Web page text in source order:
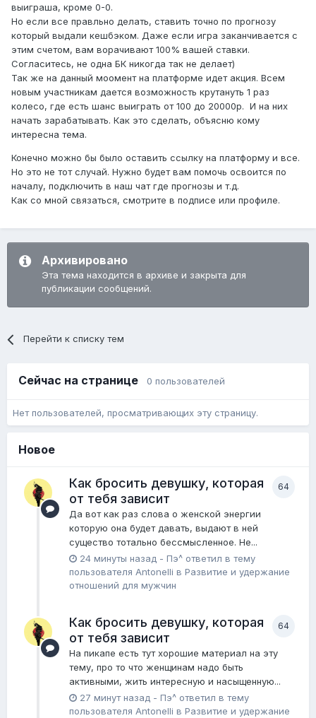
выиграша, кроме 0-0.
Но если все правльно делать, ставить точно по прогнозу
который выдали кешбэком. Даже если игра заканчивается с
этим счетом, вам ворачивают 100% вашей ставки.
Согласитесь, не одна БК никогда так не делает)
Так же на данный моомент на платформе идет акция. Всем
новым участникам дается возможность крутануть 1 раз
колесо, где есть шанс выиграть от 100 до 20000р. И на них
начать зарабатывать. Как это сделать, объясню кому
интересна тема.
Конечно можно бы было оставить ссылку на платформу и все.
Но это не тот случай. Нужно будет вам помочь освоится по
началу, подключить в наш чат где прогнозы и т.д.
Как со мной связаться, смотрите в подписе или профиле.
Архивировано
Эта тема находится в архиве и закрыта для
публикации сообщений.
Перейти к списку тем
Сейчас на странице 0 пользователей
Нет пользователей, просматривающих эту страницу.
Новое
64
Как бросить девушку, которая
от тебя зависит
Да вот как раз слова о женской энергии
которую она будет давать, выдают в ней
существо тотально бессмысленное. Не...
24 минуты назад - Пэ^ ответил в тему
пользователя Antonelli в Pазвитие и удержание
отношений для мужчин
64
Как бросить девушку, которая
от тебя зависит
На пикапе есть тут хорошие материал на эту
тему, про то что женщинам надо быть
активными, жить интересную и насыщенную...
27 минут назад - Пэ^ ответил в тему
пользователя Antonelli в Pазвитие и удержание